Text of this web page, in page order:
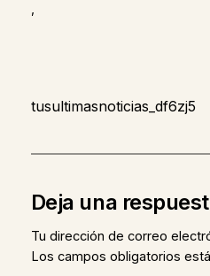
,
tusultimasnoticias_df6zj5
Deja una
Tu dirección de correo
Los campos obligatorios